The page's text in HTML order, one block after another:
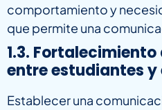
comportamiento y
que permite una
1.3.
entre estudiantes y
Establecer una